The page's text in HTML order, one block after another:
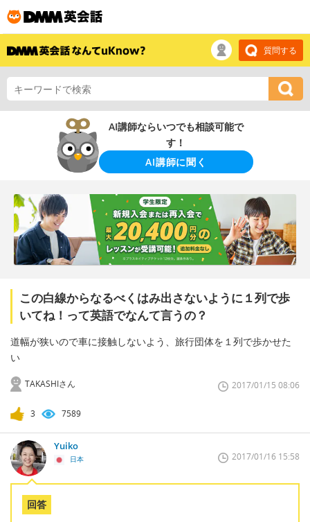
質問する
AI講師ならいつでも相談可能で
す！
AI講師に聞く
この白線からなるべくはみ出さないように１列で歩
いてね！って英語でなんて言うの？
道幅が狭いので車に接触しないよう、旅行団体を１列で歩かせた
い
TAKASHIさん 2017/01/15 08:06
3 7589
Yuiko
日本 2017/01/16 15:58
回答